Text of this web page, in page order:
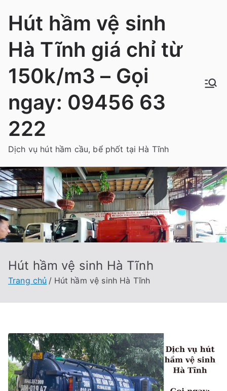
dung
Hút hầm vệ sinh
Hà Tĩnh giá chỉ từ
150k/m3 – Gọi
ngay: 09456 63
222
Dịch vụ hút hầm cầu, bể phốt tại Hà Tĩnh
Hút hầm vệ sinh Hà Tĩnh
Trang chủ Hút hầm vệ sinh Hà Tĩnh